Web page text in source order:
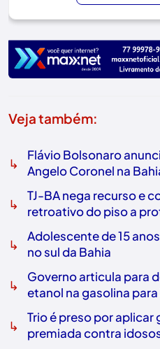
Veja também:
↳
Flávio Bolsonaro
Angelo Coronel na
↳
TJ-BA nega recurso e
retroativo do piso a
↳
Adolescente de 15
no sul da Bahia
↳
Governo articula para
etanol na gasolina para
↳
Trio é preso por
premiada contra